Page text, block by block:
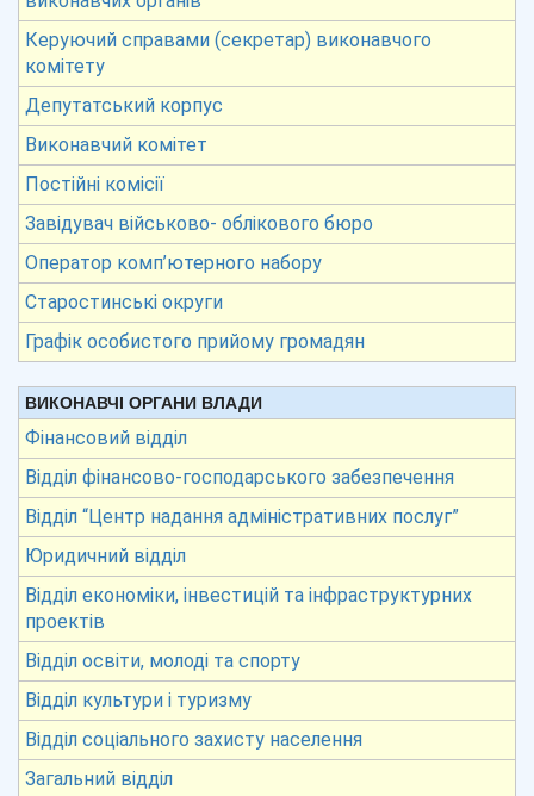
Керуючий справами (секретар) виконавчого
комітету
Депутатський корпус
Виконавчий комітет
Постійні комісії
Завідувач військово- облікового бюро
Оператор комп’ютерного набору
Старостинські округи
Графік особистого прийому громадян
ВИКОНАВЧІ ОРГАНИ ВЛАДИ
Фінансовий відділ
Відділ фінансово-господарського забезпечення
Відділ “Центр надання адміністративних послуг”
Юридичний відділ
Відділ економіки, інвестицій та інфраструктурних
проектів
Відділ освіти, молоді та спорту
Відділ культури і туризму
Відділ соціального захисту населення
Загальний відділ